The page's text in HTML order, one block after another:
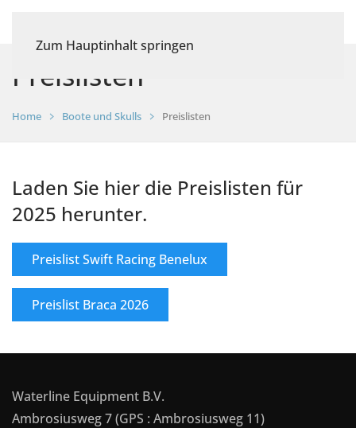
Zum Hauptinhalt springen
Preislisten
Home Boote und Skulls Preislisten
Laden Sie hier die Preislisten für
2025 herunter.
Preislist Swift Racing Benelux
Preislist Braca 2026
Waterline Equipment B.V.
Ambrosiusweg 7 (GPS : Ambrosiusweg 11)